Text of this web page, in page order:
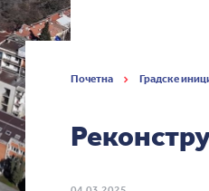
Почетна Градске